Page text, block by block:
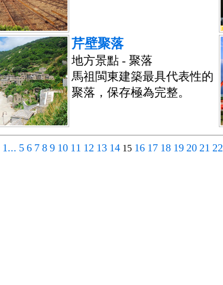
芹壁聚落
地方景點 - 聚落
馬祖閩東建築最具代表性的
聚落，保存極為完整。
1... 5 6 7 8 9 10 11 12 13 14 15 16 17 18 19 20 21 22